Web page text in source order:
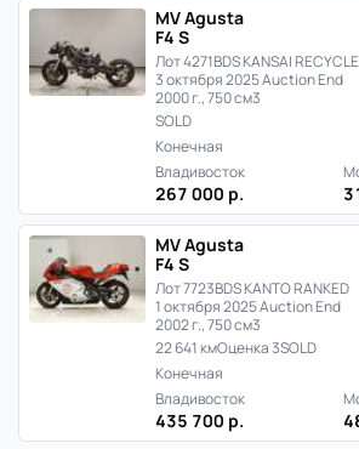
MV Agusta
F4 S
Лот 4271BDS KANSAI RECYCLE
3 октября 2025 Auction End
2000 г., 750 см3
SOLD
Конечная
Владивосток
267 000 р.
MV Agusta
F4 S
Лот 7723BDS KANTO RANKED
1 октября 2025 Auction End
2002 г., 750 см3
22 641 кмОценка 3SOLD
Конечная
Владивосток
435 700 р.